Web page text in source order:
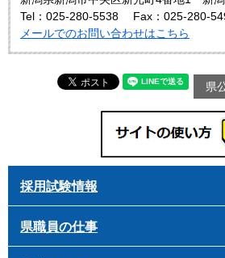
Tel：025-280-5538
Fax：025-280-
メールでのお問い合わせはこちら
県
採用試験情報
県職員の仕事